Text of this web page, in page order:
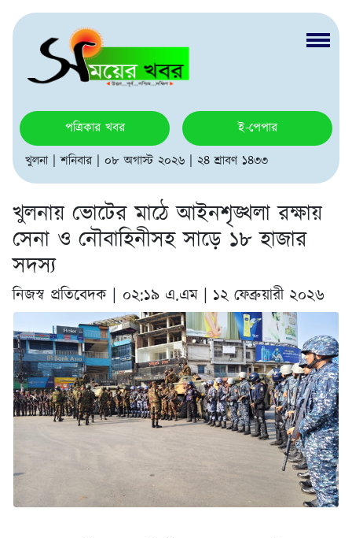
পত্রিকার খবর
ই-পেপার
খুলনা | শনিবার | ০৮ অগাস্ট ২০২৬ | ২৪ শ্রাবণ ১৪৩৩
খুলনায় ভোটের মাঠে আইনশৃঙ্খলা রক্ষায়
সেনা ও নৌবাহিনীসহ সাড়ে ১৮ হাজার
সদস্য
নিজস্ব প্রতিবেদক | ০২:১৯ এ.এম | ১২ ফেব্রুয়ারী ২০২৬